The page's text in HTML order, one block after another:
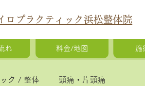
ロプラクティック浜松整体院
れ 料金/地図 施
ク / 整体 頭痛・片頭痛